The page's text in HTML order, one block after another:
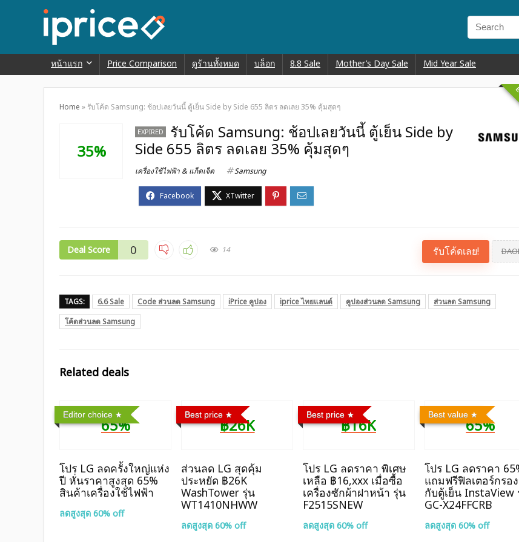
หน้าแรก Price Comparison ดูร้านทั้งหมด บล็อก 8.8 Sale Mother’s Day Sale Mid Year Sale
Home » รับโค้ด Samsung: ช้อปเลยวันนี้ ตู้เย็น Side by Side 655 ลิตร ลดเลย 35% คุ้มสุดๆ
35%
EXPIRED
รับโค้ด Samsung: ช้อปเลยวันนี้ ตู้เย็น Side by
Side 655 ลิตร ลดเลย 35% คุ้มสุดๆ
เครื่องใช้ไฟฟ้า & แก็ดเจ็ต Samsung
Deal Score 0 14 รับโค้ดเลย!
TAGS: 6.6 Sale Code ส่วนลด Samsung iPrice คูปอง iprice ไทยแลนด์ คูปองส่วนลด Samsung
ส่วนลด Samsung
โค้ดส่วนลด Samsung
Related deals
Editor choice
65%
โปร LG ลดครั้งใหญ่แห่ง
ปี หั่นราคาสูงสุด 65%
สินค้าเครื่องใช้ไฟฟ้า
ลดสูงสุด 60% off
Best price
฿26K
ส่วนลด LG สุดคุ้ม
ประหยัด ฿26K
WashTower รุ่น
WT1410NHWW
ลดสูงสุด 60% off
Best price
฿16K
โปร LG ลดราคา พิเศษ
เหลือ ฿16,xxx เมื่อซื้อ
เครื่องซักผ้าฝาหน้า รุ่น
F2515SNEW
ลดสูงสุด 60% off
Best value
65%
โปร LG ลดราคา
แถมฟรีฟิลเตอร์กรอ
กับตู้เย็น InstaView
GC-X24FFCRB
ลดสูงสุด 60% off